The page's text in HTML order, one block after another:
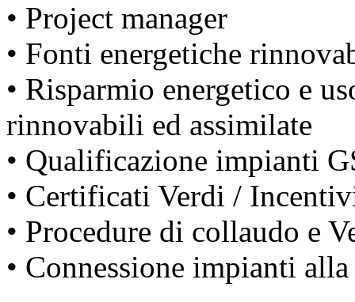
• Project manager
• Fonti energetiche
• Risparmio energetico e
rinnovabili ed assimilate
• Qualificazione impianti
• Certificati Verdi /
• Procedure di collaudo e
• Connessione impianti